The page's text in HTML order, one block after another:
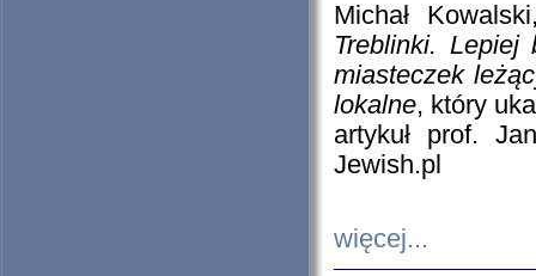
Michał
Treblinki. Lepiej
miasteczek
lokalne, który
artykuł prof.
Jewish.pl
więcej...